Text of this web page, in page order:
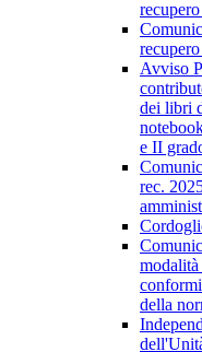
Avviso
dei libri
e II
rec.
della